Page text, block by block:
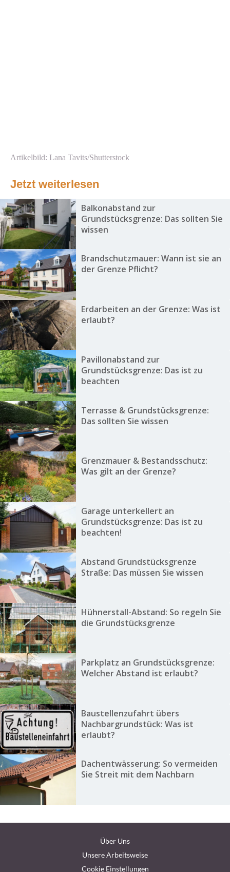
Artikelbild: Lana Tavits/Shutterstock
Jetzt weiterlesen
Balkonabstand zur
Grundstücksgrenze: Das sollten Sie
wissen
Brandschutzmauer: Wann ist sie an
der Grenze Pflicht?
Erdarbeiten an der Grenze: Was ist
erlaubt?
Pavillonabstand zur
Grundstücksgrenze: Das ist zu
beachten
Terrasse & Grundstücksgrenze:
Das sollten Sie wissen
Grenzmauer & Bestandsschutz:
Was gilt an der Grenze?
Garage unterkellert an
Grundstücksgrenze: Das ist zu
beachten!
Abstand Grundstücksgrenze
Straße: Das müssen Sie wissen
Hühnerstall-Abstand: So regeln Sie
die Grundstücksgrenze
Parkplatz an Grundstücksgrenze:
Welcher Abstand ist erlaubt?
Baustellenzufahrt übers
Nachbargrundstück: Was ist
erlaubt?
Dachentwässerung: So vermeiden
Sie Streit mit dem Nachbarn
Über Uns
Unsere Arbeitsweise
Cookie Einstellungen